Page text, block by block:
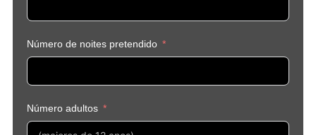
Número de noites pretendido
Número adultos